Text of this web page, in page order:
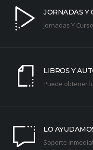
JORNADAS Y
Jornadas Y
LIBROS Y
Puede obtener
LO
Soporte